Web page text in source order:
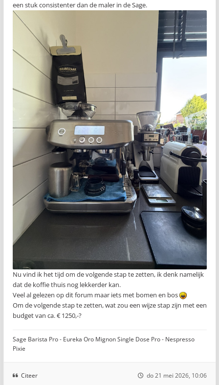
een stuk consistenter dan de maler in de Sage.
Nu vind ik het tijd om de volgende stap te zetten, ik denk namelijk
dat de koffie thuis nog lekkerder kan.
Veel al gelezen op dit forum maar iets met bomen en bos
Om de volgende stap te zetten, wat zou een wijze stap zijn met een
budget van ca. € 1250,-?
Sage Barista Pro - Eureka Oro Mignon Single Dose Pro - Nespresso
Pixie
Citeer do 21 mei 2026, 10:06